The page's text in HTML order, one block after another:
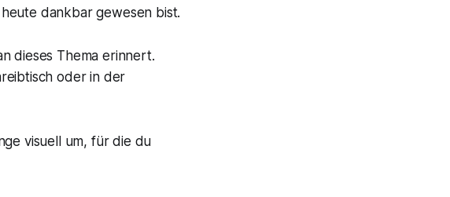
dankbar gewesen bist.
dieses Thema erinnert.
oder in der
visuell um, für die du